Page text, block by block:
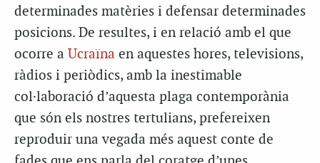
determinades matèries i defensar determinades
posicions. De resultes, i en relació amb el que
ocorre a Ucraïna en aquestes hores, televisions,
ràdios i periòdics, amb la inestimable
col·laboració d’aquesta plaga contemporània
que són els nostres tertulians, prefereixen
reproduir una vegada més aquest conte de